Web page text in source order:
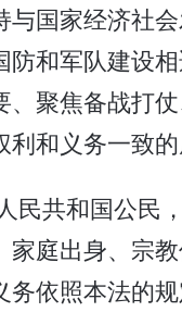
与国家经济社
防和军队建设
、聚焦备战打
和义务一致的
民共和国公民，
家庭出身、宗
依照本法的规